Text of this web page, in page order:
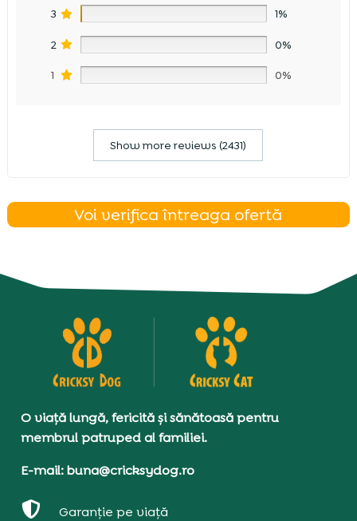
3 1%
2 0%
1 0%
Show more reviews (2431)
Voi verifica întreaga ofertă
O viață lungă, fericită și sănătoasă pentru
membrul patruped al familiei.
E-mail: buna@cricksydog.ro
 Garanție pe viață